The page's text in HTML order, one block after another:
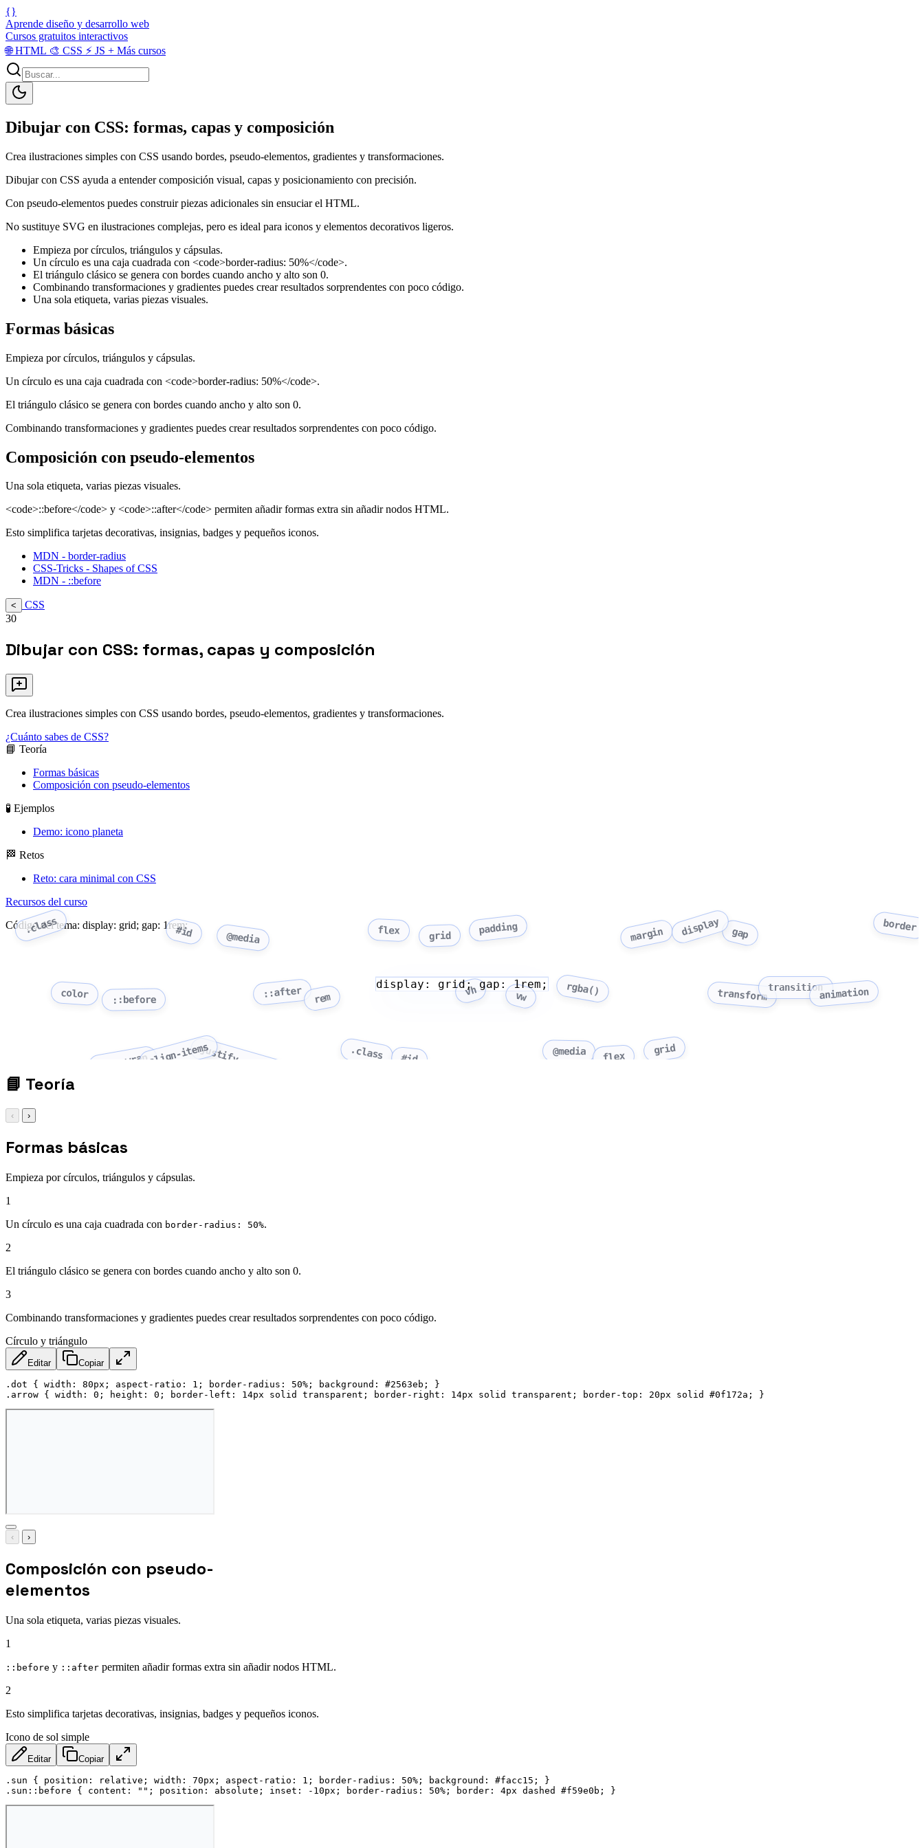
{}
Aprende diseño y desarrollo web
Cursos gratuitos interactivos
🌐HTML 🎨 CSS ⚡ JS + Más cursos
Dibujar con CSS: formas, capas y composición
Crea ilustraciones simples con CSS usando bordes, pseudo-elementos, gradientes y transformaciones.
Dibujar con CSS ayuda a entender composición visual, capas y posicionamiento con precisión.
Con pseudo-elementos puedes construir piezas adicionales sin ensuciar el HTML.
No sustituye SVG en ilustraciones complejas, pero es ideal para iconos y elementos decorativos ligeros.
Empieza por círculos, triángulos y cápsulas.
Un círculo es una caja cuadrada con <code>border-radius: 50%</code>.
El triángulo clásico se genera con bordes cuando ancho y alto son 0.
Combinando transformaciones y gradientes puedes crear resultados sorprendentes con poco código.
Una sola etiqueta, varias piezas visuales.
Formas básicas
Empieza por círculos, triángulos y cápsulas.
Un círculo es una caja cuadrada con <code>border-radius: 50%</code>.
El triángulo clásico se genera con bordes cuando ancho y alto son 0.
Combinando transformaciones y gradientes puedes crear resultados sorprendentes con poco código.
Composición con pseudo-elementos
Una sola etiqueta, varias piezas visuales.
<code>::before</code> y <code>::after</code> permiten añadir formas extra sin añadir nodos HTML.
Esto simplifica tarjetas decorativas, insignias, badges y pequeños iconos.
MDN - border-radius
CSS-Tricks - Shapes of CSS
MDN - ::before
<
CSS
30
Dibujar con CSS: formas, capas y composición
Crea ilustraciones simples con CSS usando bordes, pseudo-elementos, gradientes y transformaciones.
¿Cuánto sabes de CSS?
📘 Teoría
Formas básicas
Composición con pseudo-elementos
🧪 Ejemplos
Demo: icono planeta
🏁 Retos
Reto: cara minimal con CSS
Recursos del curso
Código del tema: display: grid; gap: 1rem;
.class #id @media flex grid padding margin display gap border
color ::before
::after rem
vh vw rgba() transformtransitionanimation
flex-wrapalign-itemsjustify-content .class #id
@media flex
grid
display: grid; gap: 1rem;
📘 Teoría
‹ ›
Formas básicas
Empieza por círculos, triángulos y cápsulas.
1
Un círculo es una caja cuadrada con border-radius: 50%.
2
El triángulo clásico se genera con bordes cuando ancho y alto son 0.
3
Combinando transformaciones y gradientes puedes crear resultados sorprendentes con poco código.
Círculo y triángulo
Editar Copiar
.dot { width : 80px ; aspect-ratio : 1 ; border-radius : 50% ; background : #2563eb ;
}
.arrow { width : 0 ; height : 0 ; border-left : 14px solid transparent ; border-right : 14px solid transparent ; border-top : 20px solid #0f172a ; }
‹ ›
Composición con pseudo-
elementos
Una sola etiqueta, varias piezas visuales.
1
::before y ::after permiten añadir formas extra sin añadir nodos HTML.
2
Esto simplifica tarjetas decorativas, insignias, badges y pequeños iconos.
Icono de sol simple
Editar Copiar
.sun { position : relative ; width : 70px ; aspect-ratio : 1 ; border-radius : 50% ; background : #facc15 ;
}
.sun::before
{ content : "" ; position : absolute ; inset : -10px ; border-radius : 50% ; border : 4px dashed #f59e0b ; }